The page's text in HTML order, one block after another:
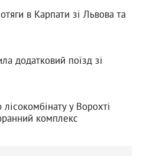
в Карпати зі Львова та
додатковий поїзд зі
у Ворохті
комплекс